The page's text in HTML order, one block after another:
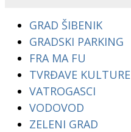
GRAD ŠIBENIK
GRADSKI PARKING
FRA MA FU
TVRĐAVE KULTURE
VATROGASCI
VODOVOD
ZELENI GRAD